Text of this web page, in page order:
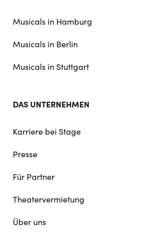
Musicals in Hamburg
Musicals in Berlin
Musicals in Stuttgart
DAS UNTERNEHMEN
Karriere bei Stage
Presse
Für Partner
Theatervermietung
Über uns